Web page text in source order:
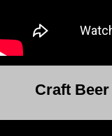
Craft